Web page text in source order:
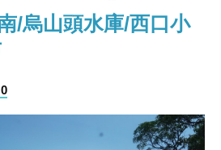
/烏山頭水庫/西口小